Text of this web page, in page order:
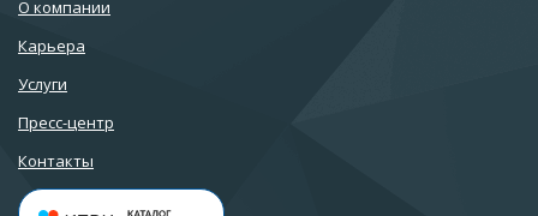
О компании
Карьера
Услуги
Пресс-центр
Контакты